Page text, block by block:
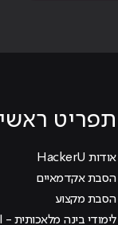
תפריט ראשי
אודות HackerU
הסבת אקדמאיים
הסבת מקצוע
לימודי בינה מלאכותית - AI